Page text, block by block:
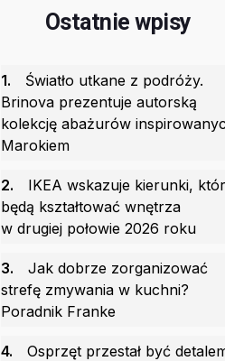
Ostatnie wpisy
1.
Światło utkane z podróży.
Brinova prezentuje autorską
kolekcję abażurów
Marokiem
2.
IKEA wskazuje kierunki,
będą kształtować wnętrza
w drugiej połowie 2026 roku
3.
Jak dobrze zorganizować
strefę zmywania w kuchni?
Poradnik Franke
4.
Osprzęt przestał być